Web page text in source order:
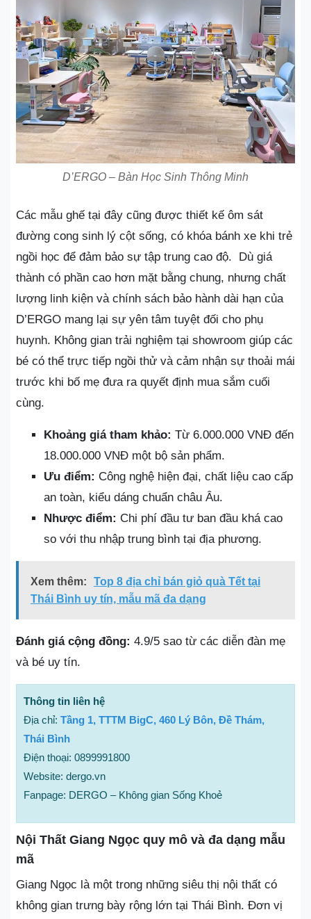
D’ERGO – Bàn Học Sinh Thông Minh
Các mẫu ghế tại đây cũng được thiết kế ôm sát
đường cong sinh lý cột sống, có khóa bánh xe khi trẻ
ngồi học để đảm bảo sự tập trung cao độ. Dù giá
thành có phần cao hơn mặt bằng chung, nhưng chất
lượng linh kiện và chính sách bảo hành dài hạn của
D’ERGO mang lại sự yên tâm tuyệt đối cho phụ
huynh. Không gian trải nghiệm tại showroom giúp các
bé có thể trực tiếp ngồi thử và cảm nhận sự thoải mái
trước khi bố mẹ đưa ra quyết định mua sắm cuối
cùng.
Khoảng giá tham khảo: Từ 6.000.000 VNĐ đến
18.000.000 VNĐ một bộ sản phẩm.
Ưu điểm: Công nghệ hiện đại, chất liệu cao cấp
an toàn, kiểu dáng chuẩn châu Âu.
Nhược điểm: Chi phí đầu tư ban đầu khá cao
so với thu nhập trung bình tại địa phương.
Xem thêm:
Top 8 địa chỉ bán giỏ quà Tết tại
Thái Bình uy tín, mẫu mã đa dạng
Đánh giá cộng đồng: 4.9/5 sao từ các diễn đàn mẹ
và bé uy tín.
Thông tin liên hệ
Địa chỉ: Tầng 1, TTTM BigC, 460 Lý Bôn, Đề Thám,
Thái Bình
Điện thoại: 0899991800
Website: dergo.vn
Fanpage: DERGO – Không gian Sống Khoẻ
Nội Thất Giang Ngọc quy mô và đa dạng mẫu
mã
Giang Ngọc là một trong những siêu thị nội thất có
không gian trưng bày rộng lớn tại Thái Bình. Đơn vị